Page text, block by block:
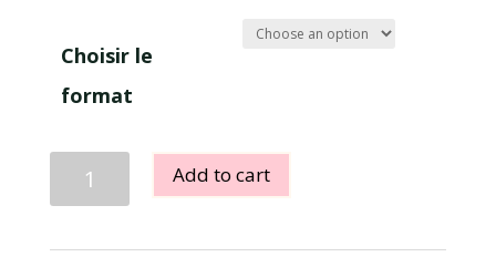
Choisir le
format
have
Add to cart